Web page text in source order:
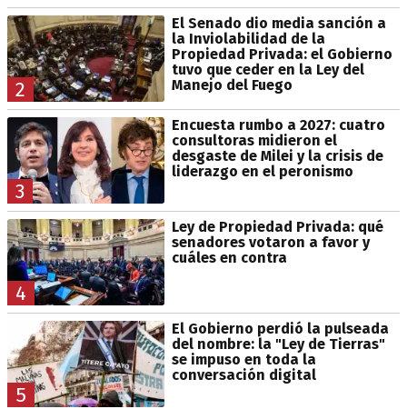
2
El Senado dio media sanción a
la Inviolabilidad de la
Propiedad Privada: el Gobierno
tuvo que ceder en la Ley del
Manejo del Fuego
3
Encuesta rumbo a 2027: cuatro
consultoras midieron el
desgaste de Milei y la crisis de
liderazgo en el peronismo
4
Ley de Propiedad Privada: qué
senadores votaron a favor y
cuáles en contra
5
El Gobierno perdió la pulseada
del nombre: la "Ley de Tierras"
se impuso en toda la
conversación digital